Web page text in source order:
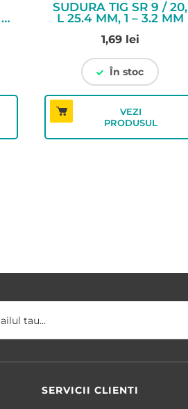
4
SUDURA TIG SR 9 / 20,
L 25.4 MM, 1 – 3.2 MM
1,69 lei
În stoc
VEZI
PRODUSUL
SERVICII CLIENTI